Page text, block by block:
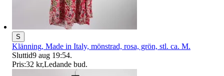
S
Klänning, Made in Italy, mönstrad, rosa, grön, stl. ca. M.
Sluttid9 aug 19:54.
Pris:32 kr,Ledande bud.